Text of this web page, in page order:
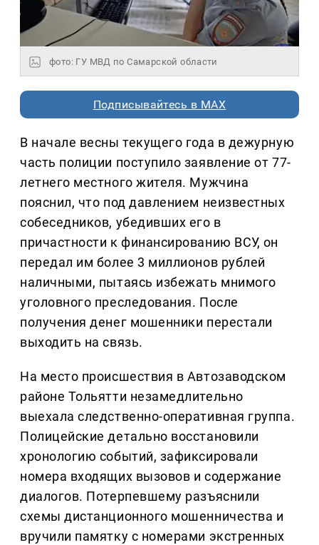
фото: ГУ МВД по Самарской области
Подписывайтесь в MAX
В начале весны текущего года в дежурную
часть полиции поступило заявление от 77-
летнего местного жителя. Мужчина
пояснил, что под давлением неизвестных
собеседников, убедивших его в
причастности к финансированию ВСУ, он
передал им более 3 миллионов рублей
наличными, пытаясь избежать мнимого
уголовного преследования. После
получения денег мошенники перестали
выходить на связь.
На место происшествия в Автозаводском
районе Тольятти незамедлительно
выехала следственно-оперативная группа.
Полицейские детально восстановили
хронологию событий, зафиксировали
номера входящих вызовов и содержание
диалогов. Потерпевшему разъяснили
схемы дистанционного мошенничества и
вручили памятку с номерами экстренных